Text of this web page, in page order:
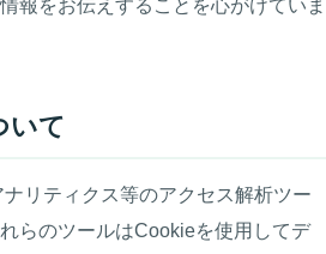
報をお伝えすることを心がけていま
いて
リティクス等のアクセス解析ツー
らのツールはCookieを使用してデ